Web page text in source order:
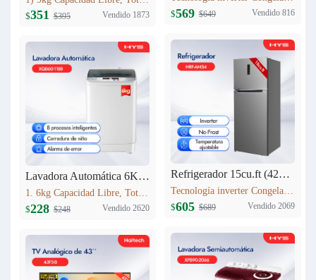
$351 $395 Vendido 1873
Lavadora Automática 6KG XQB60-1188
1. 6kg Capacidad Libre, Totalmente automático 6kg 2. 8 procesos inteligentes 3. Cerradura de niño 4. Alarma de error 5. Peso neto: 23kg 6. Dimensiones del producto:525mm*520mm*865mm
$228 $248 Vendido 2620
$569 $649 Vendido 816
Refrigerador 15cu.ft (420L) Inverter HRF-AM54
Tecnología inverter Congelación: 95L Refrigeración: 325L Dimensión: W710 x D685 x H1780(mm) Peso neto/bruto: 69 KG/76 KG
$605 $689 Vendido 2069